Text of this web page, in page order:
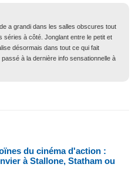
a grandi dans les salles obscures tout
séries à côté. Jonglant entre le petit et
désormais dans tout ce qui fait
passé à la dernière info sensationnelle à
du cinéma d'action :
à Stallone, Statham ou